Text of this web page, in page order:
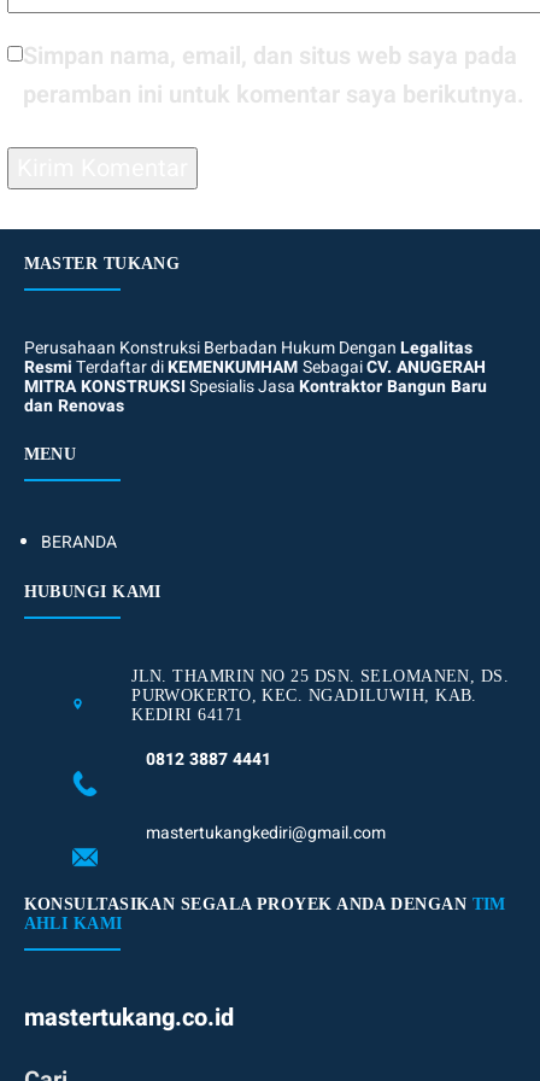
Simpan nama, email, dan situs web saya pada
peramban ini untuk komentar saya berikutnya.
MASTER TUKANG
Perusahaan Konstruksi Berbadan Hukum DenganLegalitas
ResmiTerdaftar diKEMENKUMHAMSebagaiCV. ANUGERAH
MITRA KONSTRUKSISpesialis JasaKontraktor Bangun Baru
dan Renovas
MENU
BERANDA
HUBUNGI KAMI
JLN. THAMRIN NO 25 DSN. SELOMANEN, DS.
PURWOKERTO, KEC. NGADILUWIH, KAB.
KEDIRI 64171
0812 3887 4441
mastertukangkediri@gmail.com
KONSULTASIKAN SEGALA PROYEK ANDA DENGAN TIM
AHLI KAMI
mastertukang.co.id